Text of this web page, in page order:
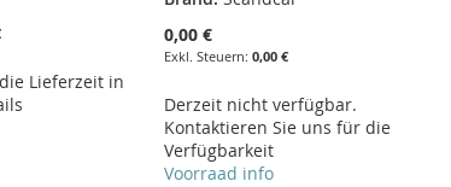
Lieferzeit in
0,00 €
0,00 €
Derzeit nicht verfügbar.
Kontaktieren Sie uns für die
Verfügbarkeit
Voorraad info